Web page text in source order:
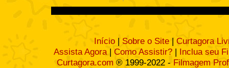
Início | Sobre o Site | Curtagora
Assista Agora| Como Assistir? | Inclua seu
Curtagora.com ® 1999-2022 - Filmagem